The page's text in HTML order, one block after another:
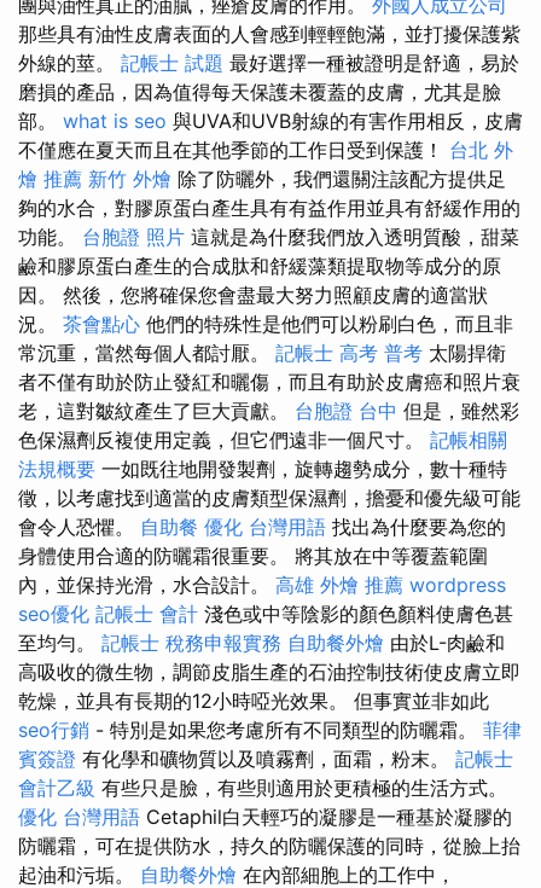
團與油性真正的油膩，痤瘡皮膚的作用。 外國人成立公司
那些具有油性皮膚表面的人會感到輕輕飽滿，並打擾保護紫
外線的莖。 記帳士 試題 最好選擇一種被證明是舒適，易於
磨損的產品，因為值得每天保護未覆蓋的皮膚，尤其是臉
部。 what is seo 與UVA和UVB射線的有害作用相反，皮膚
不僅應在夏天而且在其他季節的工作日受到保護！ 台北 外
燴 推薦 新竹 外燴 除了防曬外，我們還關注該配方提供足
夠的水合，對膠原蛋白產生具有有益作用並具有舒緩作用的
功能。 台胞證 照片 這就是為什麼我們放入透明質酸，甜菜
鹼和膠原蛋白產生的合成肽和舒緩藻類提取物等成分的原
因。 然後，您將確保您會盡最大努力照顧皮膚的適當狀
況。 茶會點心 他們的特殊性是他們可以粉刷白色，而且非
常沉重，當然每個人都討厭。 記帳士 高考 普考 太陽捍衛
者不僅有助於防止發紅和曬傷，而且有助於皮膚癌和照片衰
老，這對皺紋產生了巨大貢獻。 台胞證 台中 但是，雖然彩
色保濕劑反複使用定義，但它們遠非一個尺寸。 記帳相關
法規概要 一如既往地開發製劑，旋轉趨勢成分，數十種特
徵，以考慮找到適當的皮膚類型保濕劑，擔憂和優先級可能
會令人恐懼。 自助餐 優化 台灣用語 找出為什麼要為您的
身體使用合適的防曬霜很重要。 將其放在中等覆蓋範圍
內，並保持光滑，水合設計。 高雄 外燴 推薦 wordpress
seo優化 記帳士 會計 淺色或中等陰影的顏色顏料使膚色甚
至均勻。 記帳士 稅務申報實務 自助餐外燴 由於L-肉鹼和
高吸收的微生物，調節皮脂生產的石油控制技術使皮膚立即
乾燥，並具有長期的12小時啞光效果。 但事實並非如此
seo行銷 - 特別是如果您考慮所有不同類型的防曬霜。 菲律
賓簽證 有化學和礦物質以及噴霧劑，面霜，粉末。 記帳士
會計乙級 有些只是臉，有些則適用於更積極的生活方式。
優化 台灣用語 Cetaphil白天輕巧的凝膠是一種基於凝膠的
防曬霜，可在提供防水，持久的防曬保護的同時，從臉上抬
起油和污垢。 自助餐外燴 在內部細胞上的工作中，